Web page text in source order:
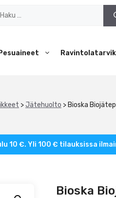
Pesuaineet
>Jätehuolto > Bioska
10 €. Yli 100 € tilauksissa
Bioska